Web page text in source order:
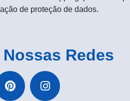
de proteção de dados.
Nossas Redes